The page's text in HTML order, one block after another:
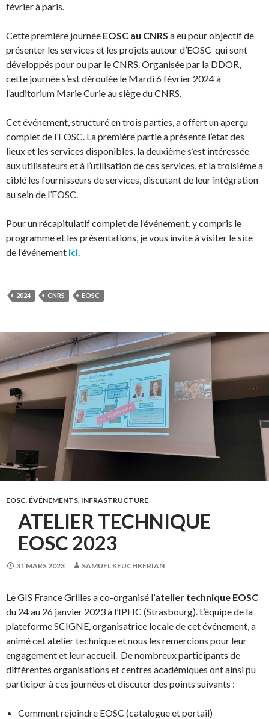
février à paris.
Cette première journée EOSC au CNRS a eu pour objectif de
présenter les services et les projets autour d’EOSC qui sont
développés pour ou par le CNRS. Organisée par la DDOR,
cette journée s’est déroulée le Mardi 6 février 2024 à
l’auditorium Marie Curie au siège du CNRS.
Cet événement, structuré en trois parties, a offert un aperçu
complet de l’EOSC. La première partie a présenté l’état des
lieux et les services disponibles, la deuxième s’est intéressée
aux utilisateurs et à l’utilisation de ces services, et la troisième a
ciblé les fournisseurs de services, discutant de leur intégration
au sein de l’EOSC.
Pour un récapitulatif complet de l’événement, y compris le
programme et les présentations, je vous invite à visiter le site
de l’événement ici.
2024 CNRS EOSC
EOSC, ÉVÉNEMENTS, INFRASTRUCTURE
ATELIER TECHNIQUE
EOSC 2023
31 MARS 2023 SAMUEL KEUCHKERIAN
Le GIS France Grilles a co-organisé l’atelier technique EOSC
du 24 au 26 janvier 2023 à l’IPHC (Strasbourg). L’équipe de la
plateforme SCIGNE, organisatrice locale de cet événement, a
animé cet atelier technique et nous les remercions pour leur
engagement et leur accueil. De nombreux participants de
différentes organisations et centres académiques ont ainsi pu
participer à ces journées et discuter des points suivants :
Comment rejoindre EOSC (catalogue et portail)